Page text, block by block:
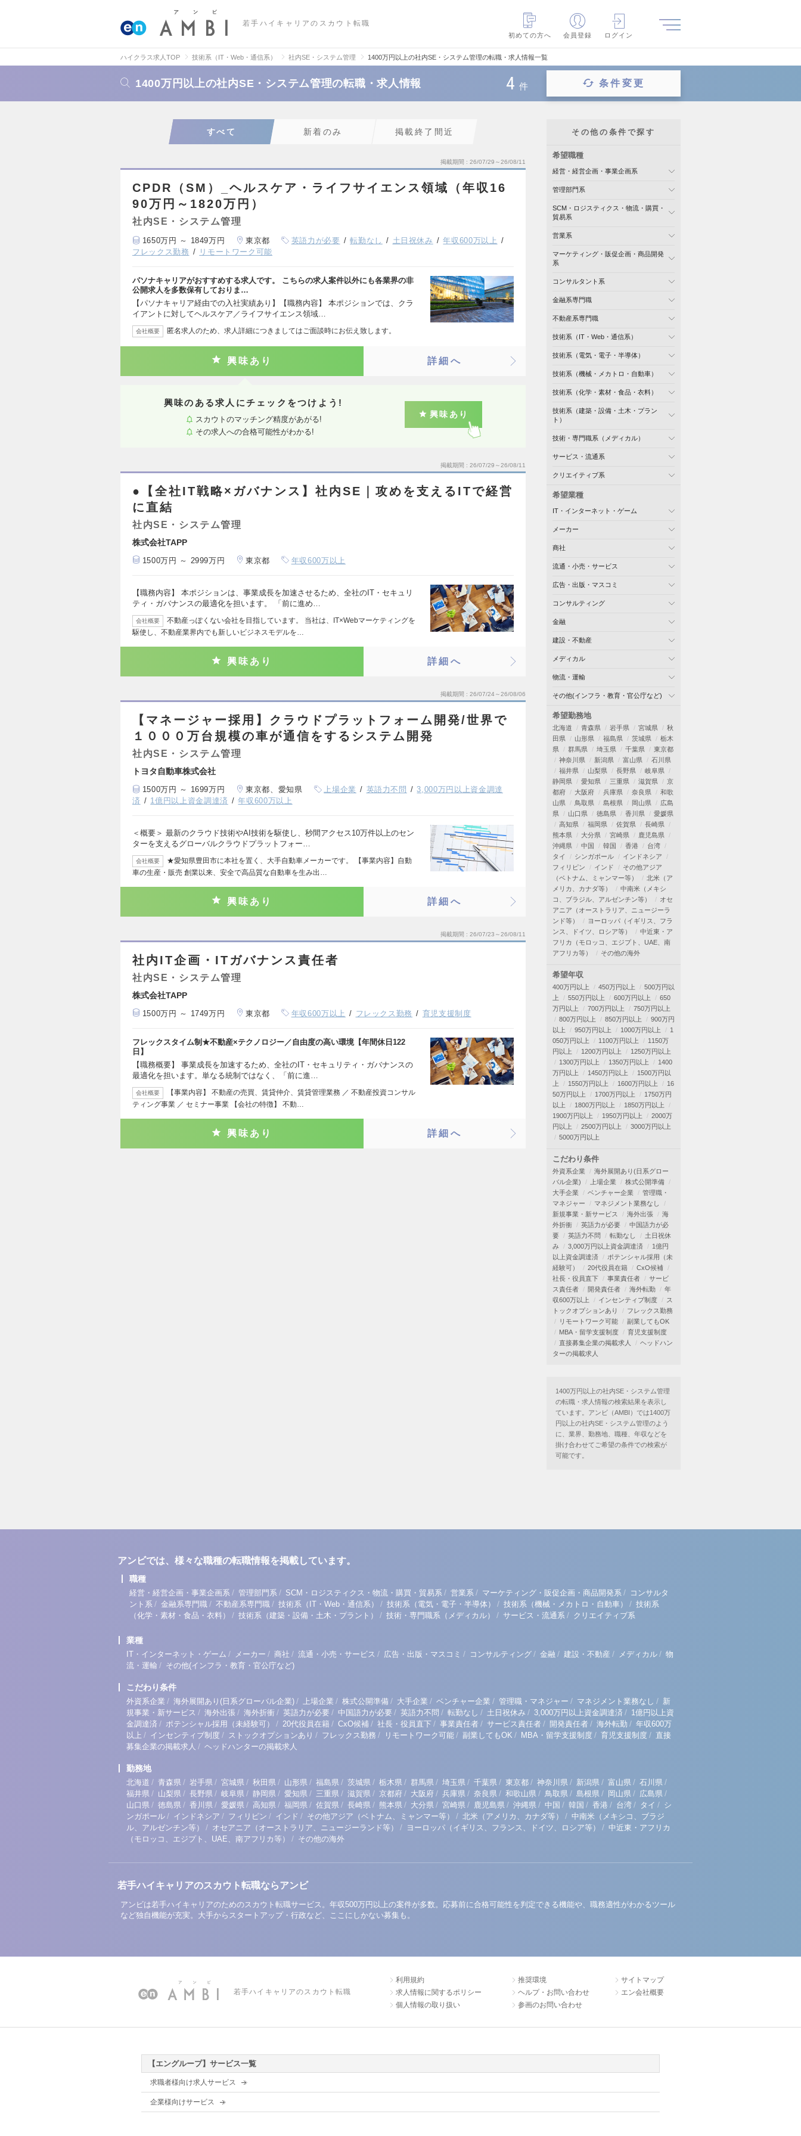
若手ハイキャリアのスカウト転職
初めての方へ
会員登録 ログイン
ハイクラス求人TOP 技術系（IT・Web・通信系） 社内SE・システム管理 1400万円以上の社内SE・システム管理の転職・求人情報一覧
1400万円以上の社内SE・システム管理の転職・求人情報 4 件 条件変更
すべて 新着のみ 掲載終了間近
掲載期間 26/07/29～26/08/11
CPDR（SM）_ヘルスケア・ライフサイエンス領域（年収16
90万円～1820万円）
社内SE・システム管理
1650万円 ～ 1849万円 東京都 英語力が必要 転勤なし 土日祝休み
年収600万以上
フレックス勤務
リモートワーク可能
パソナキャリアがおすすめする求人です。 こちらの求人案件以外にも各業界の非
公開求人を多数保有しておりま…
【パソナキャリア経由での入社実績あり】【職務内容】 本ポジションでは、クラ
イアントに対してヘルスケア／ライフサイエンス領域…
会社概要 匿名求人のため、求人詳細につきましてはご面談時にお伝え致します。
興味あり 詳細へ
興味のある求人にチェックをつけよう!
スカウトのマッチング精度があがる!
その求人への合格可能性がわかる!
興味あり
掲載期間 26/07/29～26/08/11
●【全社IT戦略×ガバナンス】社内SE｜攻めを支えるITで経営
に直結
社内SE・システム管理
株式会社TAPP
1500万円 ～ 2999万円 東京都 年収600万以上
【職務内容】 本ポジションは、事業成長を加速させるため、全社のIT・セキュリ
ティ・ガバナンスの最適化を担います。 「前に進め…
会社概要
不動産っぽくない会社を目指しています。 当社は、IT×Webマーケティングを
駆使し、不動産業界内でも新しいビジネスモデルを…
興味あり 詳細へ
掲載期間 26/07/24～26/08/06
【マネージャー採用】クラウドプラットフォーム開発/世界で
１０００万台規模の車が通信をするシステム開発
社内SE・システム管理
トヨタ自動車株式会社
1500万円 ～ 1699万円 東京都、愛知県 上場企業 英語力不問
3,000万円以上資金調達
済
1億円以上資金調達済 年収600万以上
＜概要＞ 最新のクラウド技術やAI技術を駆使し、秒間アクセス10万件以上のセン
ターを支えるグローバルクラウドプラットフォー…
会社概要
★愛知県豊田市に本社を置く、大手自動車メーカーです。 【事業内容】自動
車の生産・販売 創業以来、安全で高品質な自動車を生み出…
興味あり 詳細へ
掲載期間 26/07/23～26/08/11
社内IT企画・ITガバナンス責任者
社内SE・システム管理
株式会社TAPP
1500万円 ～ 1749万円 東京都 年収600万以上 フレックス勤務 育児支援制度
フレックスタイム制★不動産×テクノロジー／自由度の高い環境【年間休日122
日】
【職務概要】 事業成長を加速するため、全社のIT・セキュリティ・ガバナンスの
最適化を担います。単なる統制ではなく、「前に進…
会社概要
【事業内容】 不動産の売買、賃貸仲介、賃貸管理業務 ／ 不動産投資コンサル
ティング事業 ／ セミナー事業 【会社の特徴】 不動…
興味あり 詳細へ
その他の条件で探す
希望職種
経営・経営企画・事業企画系
管理部門系
SCM・ロジスティクス・物流・購買・
貿易系
営業系
マーケティング・販促企画・商品開発
系
コンサルタント系
金融系専門職
不動産系専門職
技術系（IT・Web・通信系）
技術系（電気・電子・半導体）
技術系（機械・メカトロ・自動車）
技術系（化学・素材・食品・衣料）
技術系（建築・設備・土木・プラン
ト）
技術・専門職系（メディカル）
サービス・流通系
クリエイティブ系
希望業種
IT・インターネット・ゲーム
メーカー
商社
流通・小売・サービス
広告・出版・マスコミ
コンサルティング
金融
建設・不動産
メディカル
物流・運輸
その他(インフラ・教育・官公庁など)
希望勤務地
北海道 青森県 岩手県 宮城県
秋
田県
山形県 福島県 茨城県
栃木
県
群馬県 埼玉県 千葉県
東京都
神奈川県
新潟県 富山県
石川県
福井県
山梨県 長野県
岐阜県
静岡県
愛知県 三重県 滋賀県
京
都府
大阪府 兵庫県 奈良県
和歌
山県
鳥取県 島根県 岡山県
広島
県
山口県 徳島県 香川県
愛媛県
高知県
福岡県 佐賀県
長崎県
熊本県
大分県 宮崎県
鹿児島県
沖縄県
中国 韓国 香港
台湾
タイ
シンガポール
インドネシア
フィリピン
インド
その他アジア
（ベトナム、ミャンマー等）
北米（ア
メリカ、カナダ等）
中南米（メキシ
コ、ブラジル、アルゼンチン等）
オセ
アニア（オーストラリア、ニュージーラ
ンド等）
ヨーロッパ（イギリス、フラ
ンス、ドイツ、ロシア等）
中近東・ア
フリカ（モロッコ、エジプト、UAE、南
アフリカ等）
その他の海外
希望年収
400万円以上 450万円以上
500万円以
上
550万円以上 600万円以上
650
万円以上
700万円以上
750万円以上
800万円以上
850万円以上
900万円
以上
950万円以上 1000万円以上
1
050万円以上
1100万円以上
1150万
円以上
1200万円以上
1250万円以上
1300万円以上
1350万円以上
1400
万円以上
1450万円以上
1500万円以
上
1550万円以上 1600万円以上
16
50万円以上
1700万円以上
1750万円
以上
1800万円以上
1850万円以上
1900万円以上
1950万円以上
2000万
円以上
2500万円以上
3000万円以上
5000万円以上
こだわり条件
外資系企業
海外展開あり(日系グロー
バル企業)
上場企業
株式公開準備
大手企業
ベンチャー企業
管理職・
マネジャー
マネジメント業務なし
新規事業・新サービス
海外出張
海
外折衝
英語力が必要
中国語力が必
要
英語力不問 転勤なし
土日祝休
み
3,000万円以上資金調達済
1億円
以上資金調達済
ポテンシャル採用（未
経験可）
20代役員在籍
CxO候補
社長・役員直下
事業責任者
サービ
ス責任者
開発責任者 海外転勤
年
収600万以上
インセンティブ制度
ス
トックオプションあり
フレックス勤務
リモートワーク可能
副業してもOK
MBA・留学支援制度
育児支援制度
直接募集企業の掲載求人
ヘッドハン
ターの掲載求人
1400万円以上の社内SE・システム管理
の転職・求人情報の検索結果を表示し
ています。アンビ（AMBI）では1400万
円以上の社内SE・システム管理のよう
に、業界、勤務地、職種、年収などを
掛け合わせてご希望の条件での検索が
可能です。
アンビでは、様々な職種の転職情報を掲載しています。
職種
経営・経営企画・事業企画系 / 管理部門系 / SCM・ロジスティクス・物流・購買・貿易系 / 営業系 / マーケティング・販促企画・商品開発系 / コンサルタ
ント系 / 金融系専門職 / 不動産系専門職 / 技術系（IT・Web・通信系） / 技術系（電気・電子・半導体） / 技術系（機械・メカトロ・自動車） / 技術系
（化学・素材・食品・衣料）
/ 技術系（建築・設備・土木・プラント） / 技術・専門職系（メディカル） / サービス・流通系 / クリエイティブ系
業種
IT・インターネット・ゲーム / メーカー / 商社 / 流通・小売・サービス / 広告・出版・マスコミ / コンサルティング / 金融 / 建設・不動産 / メディカル / 物
流・運輸 / その他(インフラ・教育・官公庁など)
こだわり条件
外資系企業 / 海外展開あり(日系グローバル企業) / 上場企業 / 株式公開準備 / 大手企業 / ベンチャー企業 / 管理職・マネジャー / マネジメント業務なし / 新
規事業・新サービス / 海外出張 / 海外折衝 / 英語力が必要 / 中国語力が必要 / 英語力不問 / 転勤なし / 土日祝休み / 3,000万円以上資金調達済 / 1億円以上資
金調達済 / ポテンシャル採用（未経験可） / 20代役員在籍 / CxO候補 / 社長・役員直下 / 事業責任者 / サービス責任者 / 開発責任者 / 海外転勤 / 年収600万
以上 / インセンティブ制度 / ストックオプションあり / フレックス勤務 / リモートワーク可能 / 副業してもOK / MBA・留学支援制度 / 育児支援制度 / 直接
募集企業の掲載求人 / ヘッドハンターの掲載求人
勤務地
北海道 / 青森県 / 岩手県 / 宮城県 / 秋田県 / 山形県 / 福島県 / 茨城県 / 栃木県 / 群馬県 / 埼玉県 / 千葉県 / 東京都 / 神奈川県 / 新潟県 / 富山県 / 石川県 /
福井県 / 山梨県 / 長野県 / 岐阜県 / 静岡県 / 愛知県 / 三重県 / 滋賀県 / 京都府 / 大阪府 / 兵庫県 / 奈良県 / 和歌山県 / 鳥取県 / 島根県 / 岡山県 / 広島県 /
山口県 / 徳島県 / 香川県 / 愛媛県 / 高知県 / 福岡県 / 佐賀県 / 長崎県 / 熊本県 / 大分県 / 宮崎県 / 鹿児島県 / 沖縄県 / 中国 / 韓国 / 香港 / 台湾 / タイ / シ
ンガポール / インドネシア / フィリピン / インド / その他アジア（ベトナム、ミャンマー等） / 北米（アメリカ、カナダ等） / 中南米（メキシコ、ブラジ
ル、アルゼンチン等）
/ オセアニア（オーストラリア、ニュージーランド等） / ヨーロッパ（イギリス、フランス、ドイツ、ロシア等） / 中近東・アフリカ
（モロッコ、エジプト、UAE、南アフリカ等）
/ その他の海外
若手ハイキャリアのスカウト転職ならアンビ
アンビは若手ハイキャリアのためのスカウト転職サービス。年収500万円以上の案件が多数。応募前に合格可能性を判定できる機能や、職務適性がわかるツール
など独自機能が充実。大手からスタートアップ・行政など、ここにしかない募集も。
若手ハイキャリアのスカウト転職
利用規約
求人情報に関するポリシー
個人情報の取り扱い
推奨環境
ヘルプ・お問い合わせ
参画のお問い合わせ
サイトマップ
エン会社概要
【エングループ】サービス一覧
求職者様向け求人サービス
企業様向けサービス